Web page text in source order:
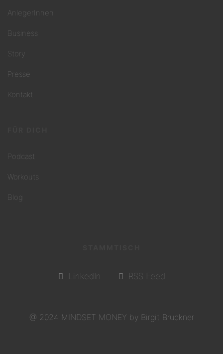
AnlegerInnen
Business
Story
Presse
Kontakt
Podcast
Workouts
Blog
LinkedIn RSS Feed
@ 2024 MINDSET MONEY by Birgit Bruckner